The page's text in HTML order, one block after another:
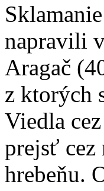
napravili
Aragač
z ktorých
Viedla
prejsť cez
hrebeňu.